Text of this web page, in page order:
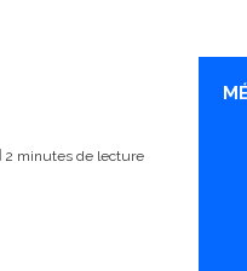
2 minutes de lecture